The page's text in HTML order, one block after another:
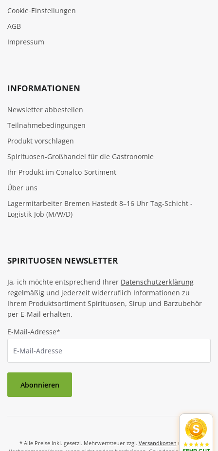
Cookie‑Einstellungen
AGB
Impressum
INFORMATIONEN
Newsletter abbestellen
Teilnahmebedingungen
Produkt vorschlagen
Spirituosen-Großhandel für die Gastronomie
Ihr Produkt im Conalco-Sortiment
Über uns
Lagermitarbeiter Bremen Hastedt 8–16 Uhr Tag-Schicht -
Logistik-Job (M/W/D)
SPIRITUOSEN NEWSLETTER
Ja, ich möchte entsprechend Ihrer Datenschutzerklärung
regelmäßig und jederzeit widerruflich Informationen zu
Ihrem Produktsortiment Spirituosen, Sirup und Barzubehör
per E-Mail erhalten.
E-Mail-Adresse*
Abonnieren
* Alle Preise inkl. gesetzl. Mehrwertsteuer zzgl. Versandkosten und ggf.